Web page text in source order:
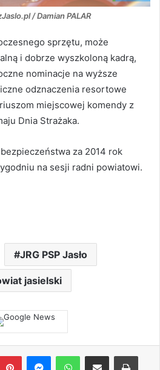
/ Damian PALAR
sprzętu, może
i dobrze wyszkoloną kadrą,
nominacje na wyższe
odznaczenia resortowe
miejscowej komendy z
Dnia Strażaka.
za 2014 rok
na sesji radni powiatowi.
JRG PSP Jasło
jasielski
PinterestMessengerWhatsAppShare via Email Print